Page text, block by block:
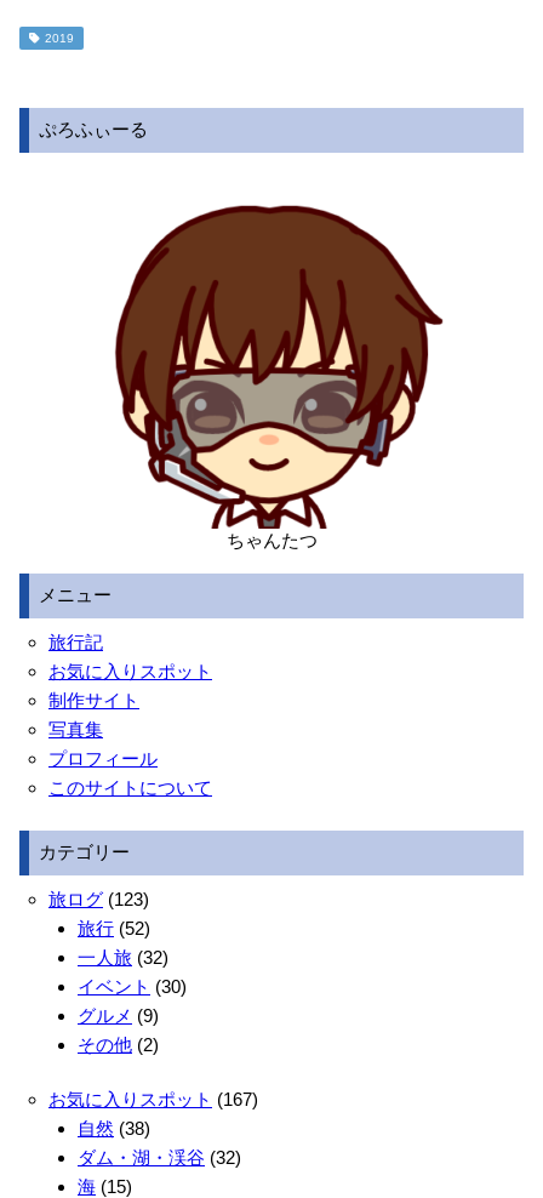
2019
ぷろふぃーる
ちゃんたつ
メニュー
旅行記
お気に入りスポット
制作サイト
写真集
プロフィール
このサイトについて
カテゴリー
旅ログ (123)
旅行 (52)
一人旅 (32)
イベント (30)
グルメ (9)
その他 (2)
お気に入りスポット (167)
自然 (38)
ダム・湖・渓谷 (32)
海 (15)